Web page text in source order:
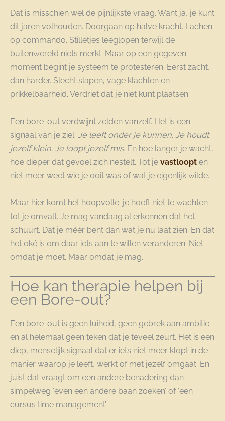
Dat is misschien wel de pijnlijkste vraag. Want ja, je kunt
dit jaren volhouden. Doorgaan op halve kracht. Lachen
op commando. Stilletjes leeglopen terwijl de
buitenwereld niets merkt. Maar op een gegeven
moment begint je systeem te protesteren. Eerst zacht,
dan harder. Slecht slapen, vage klachten en
prikkelbaarheid. Verdriet dat je niet kunt plaatsen.
Een bore-out verdwijnt zelden vanzelf. Het is een
signaal van je ziel: Je leeft onder je kunnen. Je houdt
jezelf klein. Je loopt jezelf mis. En hoe langer je wacht,
hoe dieper dat gevoel zich nestelt. Tot je vastloopt en
niet meer weet wie je ooit was of wat je eigenlijk wilde.
Maar hier komt het hoopvolle: je hoeft niet te wachten
tot je omvalt. Je mag vandaag al erkennen dat het
schuurt. Dat je méér bent dan wat je nu laat zien. En dat
het oké is om daar iets aan te willen veranderen. Niet
omdat je moet. Maar omdat je mag.
Hoe kan therapie helpen bij
een Bore-out?
Een bore-out is geen luiheid, geen gebrek aan ambitie
en al helemaal geen teken dat je teveel zeurt. Het is een
diep, menselijk signaal dat er iets niet meer klopt in de
manier waarop je leeft, werkt of met jezelf omgaat. En
juist dat vraagt om een andere benadering dan
simpelweg ‘even een andere baan zoeken’ of ‘een
cursus time management’.